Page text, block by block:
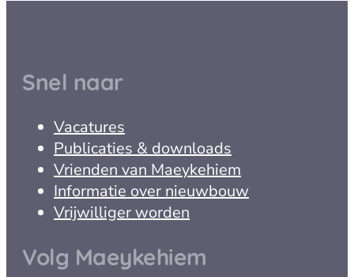
Snel naar
Vacatures
Publicaties & downloads
Vrienden van Maeykehiem
Informatie over nieuwbouw
Vrijwilliger worden
Volg Maeykehiem